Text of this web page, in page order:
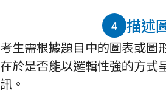
4 描述
考生需根據題目中的圖表或圖
在於是否能以邏輯性強的方式
訊。